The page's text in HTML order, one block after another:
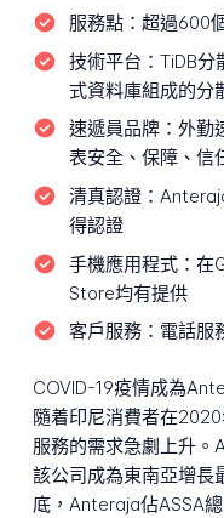
服務點： 超過600
技術平台： TiDB分
式資料庫組成的分
速遞員品牌： 外勤
表安全、保障、信
清真認證：
得認證
手機應用程式： 在
Store均有提供
客戶服務： 電話服
COVID-19疫情成為
隨着印尼消費者在
服務的需求急劇上升。
該公司成為東南亞增長
底，Anteraja佔ASSA